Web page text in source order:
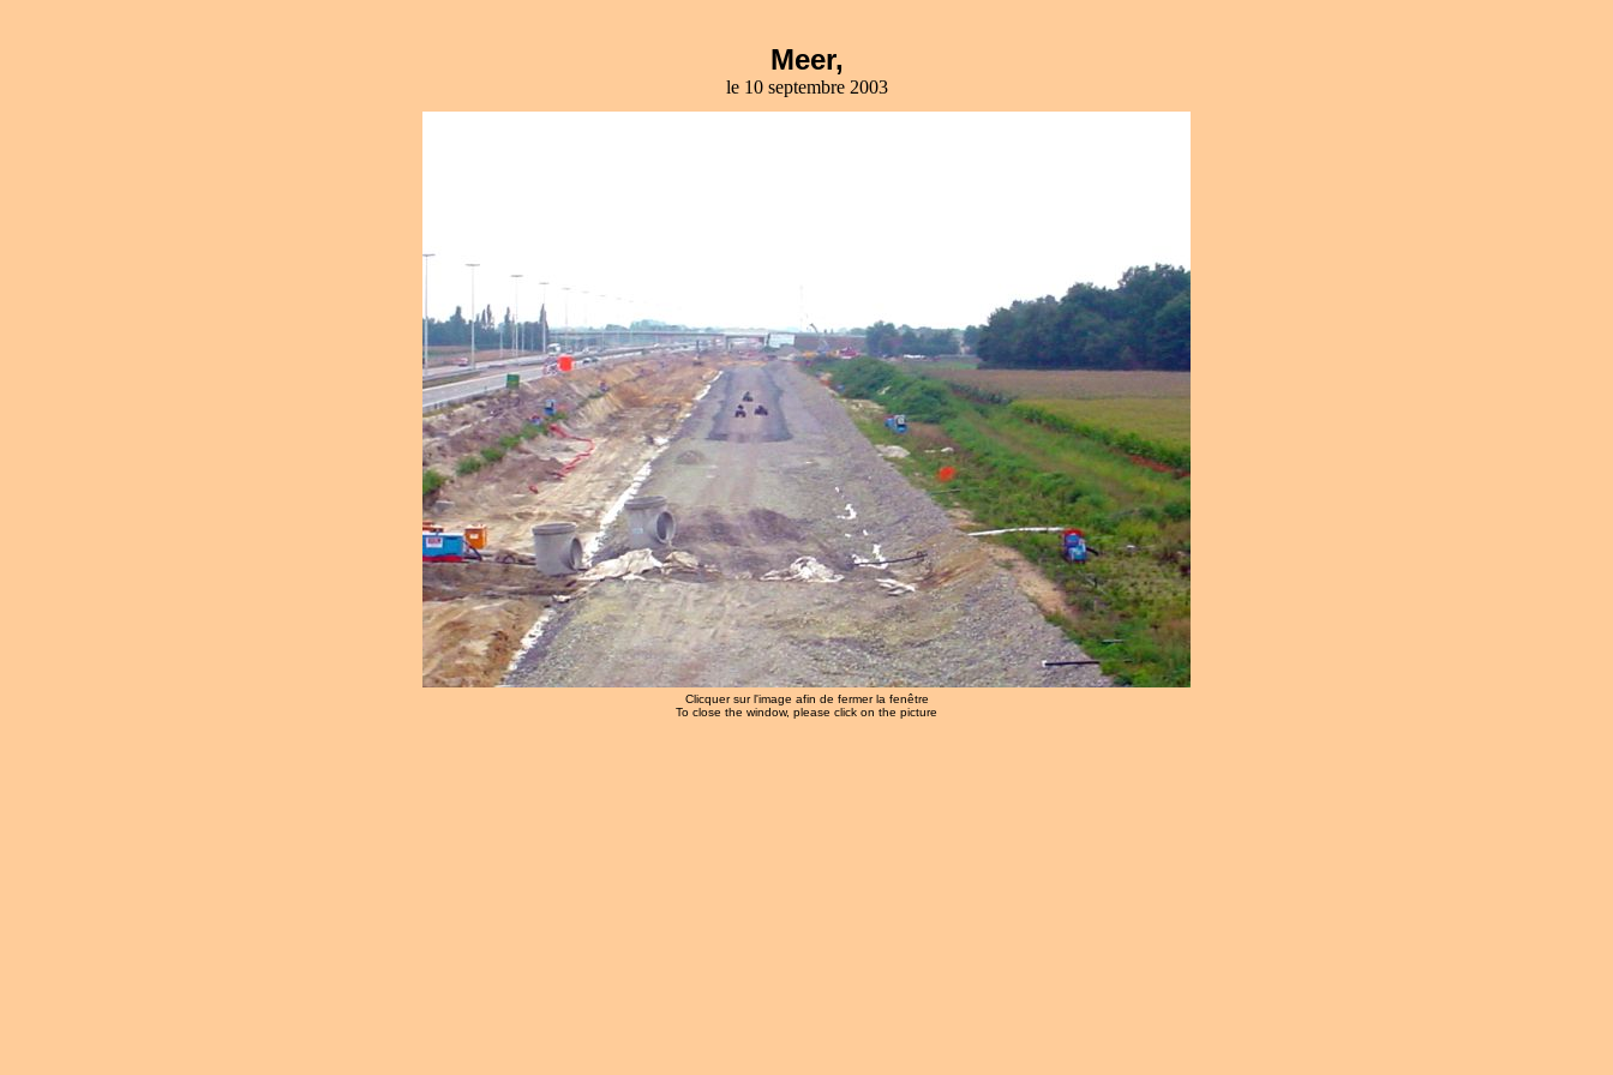
Meer,
le 10 septembre 2003
Clicquer sur l'image afin de fermer la fenêtre
To close the window, please click on the picture